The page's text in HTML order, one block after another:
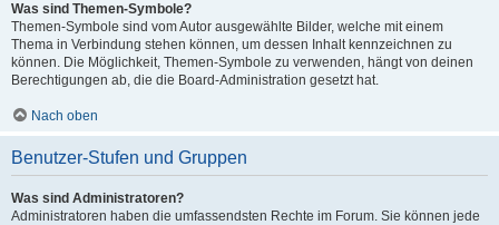
Was sind Themen-Symbole?
Themen-Symbole sind vom Autor ausgewählte Bilder, welche mit einem
Thema in Verbindung stehen können, um dessen Inhalt kennzeichnen zu
können. Die Möglichkeit, Themen-Symbole zu verwenden, hängt von deinen
Berechtigungen ab, die die Board-Administration gesetzt hat.
Nach oben
Benutzer-Stufen und Gruppen
Was sind Administratoren?
Administratoren haben die umfassendsten Rechte im Forum. Sie können jede